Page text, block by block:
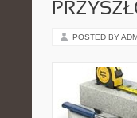
POSTED BY